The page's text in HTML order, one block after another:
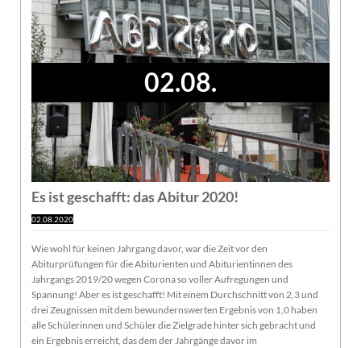
02.08.
Es ist geschafft: das Abitur 2020!
02.08.2020
Wie wohl für keinen Jahrgang davor, war die Zeit vor den
Abiturprüfungen für die Abiturienten und Abiturientinnen des
Jahrgangs 2019/20 wegen Corona so voller Aufregungen und
Spannung! Aber es ist geschafft! Mit einem Durchschnitt von 2,3 und
drei Zeugnissen mit dem bewundernswerten Ergebnis von 1,0 haben
alle Schülerinnen und Schüler die Zielgrade hinter sich gebracht und
ein Ergebnis erreicht, das dem der Jahrgänge davor im